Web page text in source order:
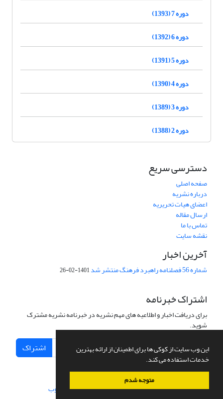
این وب سایت از کوکی ها برای اطمینان از ارائه بهترین
خدمات استفاده می کند.
متوجه شدم
دوره 7 (1393)
دوره 6 (1392)
دوره 5 (1391)
دوره 4 (1390)
دوره 3 (1389)
دوره 2 (1388)
دسترسی سریع
صفحه اصلی
درباره نشریه
اعضای هیات تحریریه
ارسال مقاله
تماس با ما
نقشه سایت
آخرین اخبار
شماره 56 فصلنامه راهبرد فرهنگ منتشر شد 1401-02-26
اشتراک خبرنامه
برای دریافت اخبار و اطلاعیه های مهم نشریه در خبرنامه نشریه مشترک
شوید.
اشتراک
سامانه مدیریت نشریات علمی.طراحی و پیاده سازی از سیناوب